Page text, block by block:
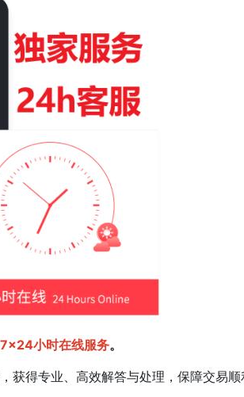
7×24小时在线服务。
得专业、高效解答与处理，保障交易